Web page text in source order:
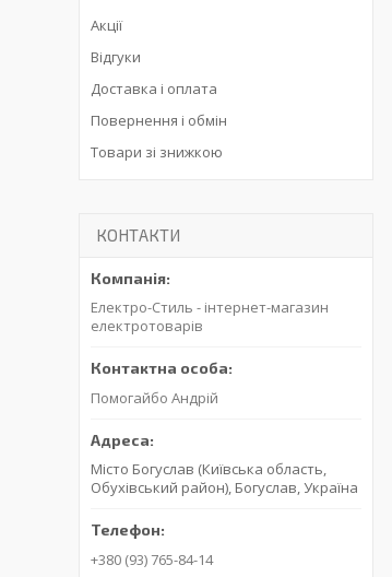
Акції
Відгуки
Доставка і оплата
Повернення і обмін
Товари зі знижкою
КОНТАКТИ
Електро-Стиль - інтернет-магазин
електротоварів
Помогайбо Андрій
Місто Богуслав (Київська область,
Обухівський район), Богуслав, Україна
+380 (93) 765-84-14